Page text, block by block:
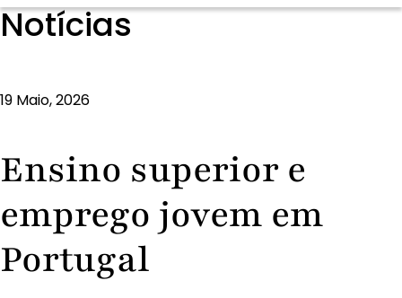
Notícias
19 Maio, 2026
Ensino superior e
emprego jovem em
Portugal